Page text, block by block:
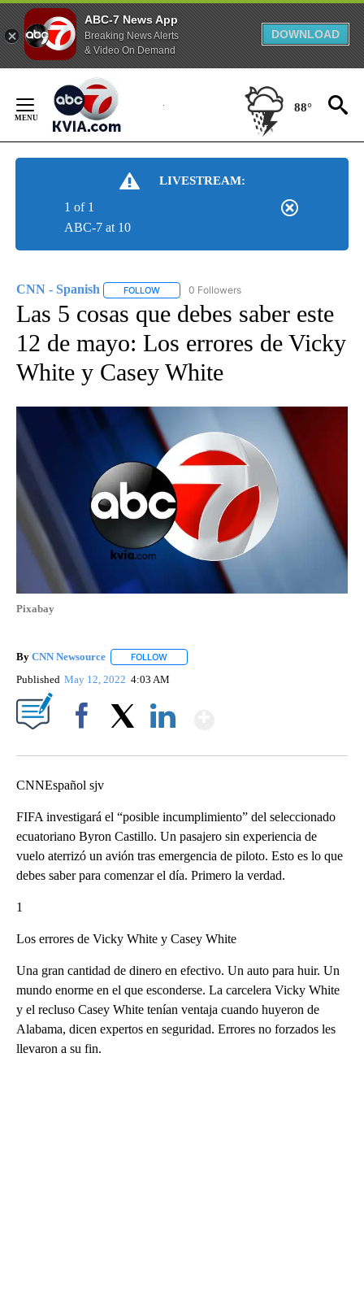
ABC-7 News App
Breaking News Alerts
& Video On Demand
DOWNLOAD
Content
88°
LIVESTREAM:
ABC-7 at 10
1 of 1
CNN - Spanish FOLLOW FOLLOW "CNN - SPANISH" TO RECEIVE
0 Followers
Las 5 cosas que debes saber este
12 de mayo: Los errores de Vicky
White y Casey White
Pixabay
By CNN Newsource FOLLOW
Published May 12, 2022 4:03 AM
CNNEspañol sjv
FIFA investigará el “posible incumplimiento” del seleccionado
ecuatoriano Byron Castillo. Un pasajero sin experiencia de
vuelo aterrizó un avión tras emergencia de piloto. Esto es lo que
debes saber para comenzar el día. Primero la verdad.
1
Los errores de Vicky White y Casey White
Una gran cantidad de dinero en efectivo. Un auto para huir. Un
mundo enorme en el que esconderse. La carcelera Vicky White
y el recluso Casey White tenían ventaja cuando huyeron de
Alabama, dicen expertos en seguridad. Errores no forzados les
llevaron a su fin.